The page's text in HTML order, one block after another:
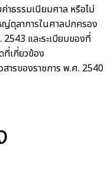
าธรรมเนียมศาล หรือไม่
ญ่ตุลาการในศาลปกครอง
และระเบียบของที่
เกี่ยวข้อง
ารของราชการ พ.ศ. 2540